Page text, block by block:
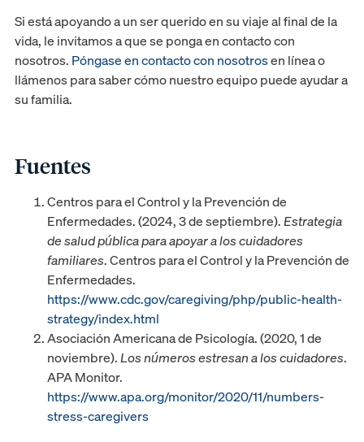
Si está apoyando a un ser querido en su viaje al final de la
vida, le invitamos a que se ponga en contacto con
nosotros. Póngase en contacto con nosotrosen línea o
llámenos para saber cómo nuestro equipo puede ayudar a
su familia.
Fuentes
Centros para el Control y la Prevención de
Enfermedades. (2024, 3 de septiembre).Estrategia
de salud pública para apoyar a los cuidadores
familiares. Centros para el Control y la Prevención de
Enfermedades.
https://www.cdc.gov/caregiving/php/public-health-
strategy/index.html
Asociación Americana de Psicología. (2020, 1 de
noviembre).Los números estresan a los cuidadores.
APA Monitor.
https://www.apa.org/monitor/2020/11/numbers-
stress-caregivers